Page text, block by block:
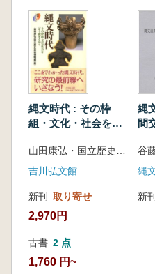
明の記述はありません)
盛本勲・大堀晧平・亀
代後期の様相」
【2016年の動向 各県
【研究会の記録】
第26回九州縄文研究
研究会熊本大会事務局
縄文時代 : その枠
組・文化・社会をど
山田康弘・国立歴史民俗博物館 編
吉川弘文館
新刊 取り寄せ
2,970円
古書 2 点
1,760 円~
縄
間
縄
新刊